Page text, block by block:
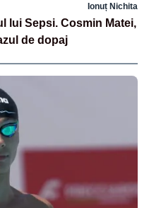
Ionuț Nichita
lui Sepsi. Cosmin Matei,
de dopaj